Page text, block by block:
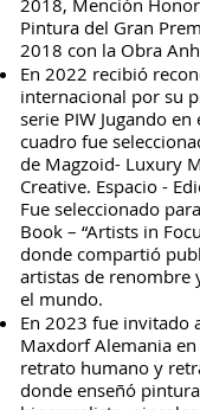
2018, Mención
Pintura del Gran
2018 con la Obra
En 2022 recibió
internacional por su
serie PIW Jugando en
cuadro fue
de Magzoid- Luxury
Creative. Espacio -
Fue seleccionado
Book – “Artists in
donde compartió
artistas de renombre
el mundo.
En 2023 fue invitado
Maxdorf Alemania
retrato humano y
donde enseñó